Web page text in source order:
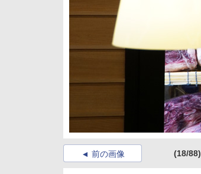
前の画像 (18/88)